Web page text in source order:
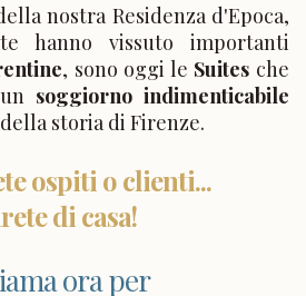
nostra Residenza d'Epoca,
hanno vissuto importanti
, sono oggi le Suites che
soggiorno indimenticabile
storia di Firenze.
ospiti o clienti...
di casa!
ora per